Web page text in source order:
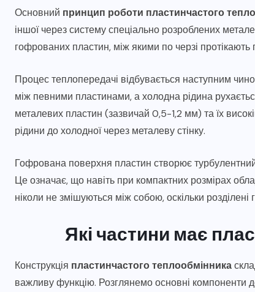
Основний принцип роботи пластинчастого
іншої через систему спеціально розроблених
гофрованих пластин, між якими по черзі протікають
Процес теплопередачі відбувається наступним
між певними пластинами, а холодна рідина
металевих пластин (зазвичай 0,5-1,2 мм) та їх
рідини до холодної через металеву стінку.
Гофрована поверхня пластин створює
Це означає, що навіть при компактних розмірах
ніколи не змішуються між собою, оскільки
Які частини має
Конструкція пластинчастого теплообмінника
важливу функцію. Розглянемо основні компоненти